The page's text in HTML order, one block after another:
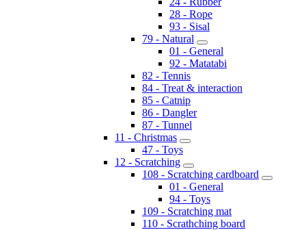
28 - Rope
93 - Sisal
79 - Natural
01 - General
92 - Matatabi
82 - Tennis
84 - Treat & interaction
85 - Catnip
86 - Dangler
87 - Tunnel
11 - Christmas
47 - Toys
12 - Scratching
108 - Scratching cardboard
01 - General
94 - Toys
109 - Scratching mat
110 - Scrathching board